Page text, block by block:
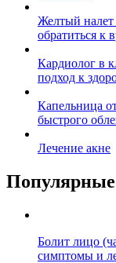
Желтый налет
обратиться к
Кардиолог в
подход к
Капельница
быстрого
Лечение акне
Популярные
Болит лицо
симптомы и